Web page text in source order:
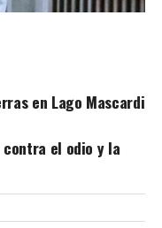
en Lago Mascardi
el odio y la